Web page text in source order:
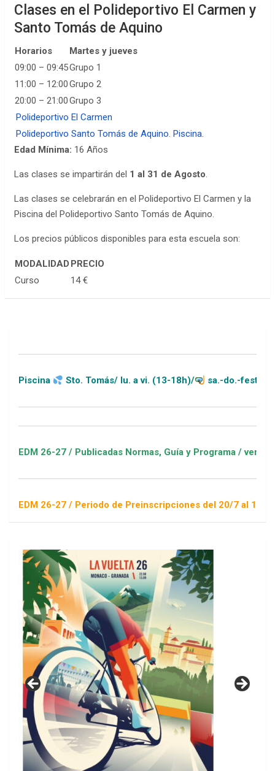
Clases en el Polideportivo El Carmen y
Santo Tomás de Aquino
Horarios
Martes y jueves
09:00 – 09:45Grupo 1
11:00 – 12:00Grupo 2
20:00 – 21:00Grupo 3
Polideportivo El Carmen
Polideportivo Santo Tomás de Aquino. Piscina.
Edad Mínima: 16 Años
Las clases se impartirán del 1 al 31 de Agosto.
Las clases se celebrarán en el Polideportivo El Carmen y la
Piscina del Polideportivo Santo Tomás de Aquino.
Los precios públicos disponibles para esta escuela son:
MODALIDAD PRECIO
Curso
14 €
Sto. Tomás/ lu. a vi. (13-18h)/ sa.-do.-festivos (11-
26-27 / Publicadas Normas, Guía y Programa / ver Escuelas
26-27 / Periodo de Preinscripciones del 20/7 al 16/8 /